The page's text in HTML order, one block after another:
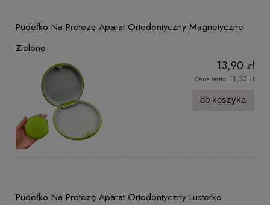
Pudełko Na Protezę Aparat Ortodontyczny Magnetyczne
Zielone
13,90 zł
Cena netto: 11,30 zł
do koszyka
Pudełko Na Protezę Aparat Ortodontyczny Lusterko